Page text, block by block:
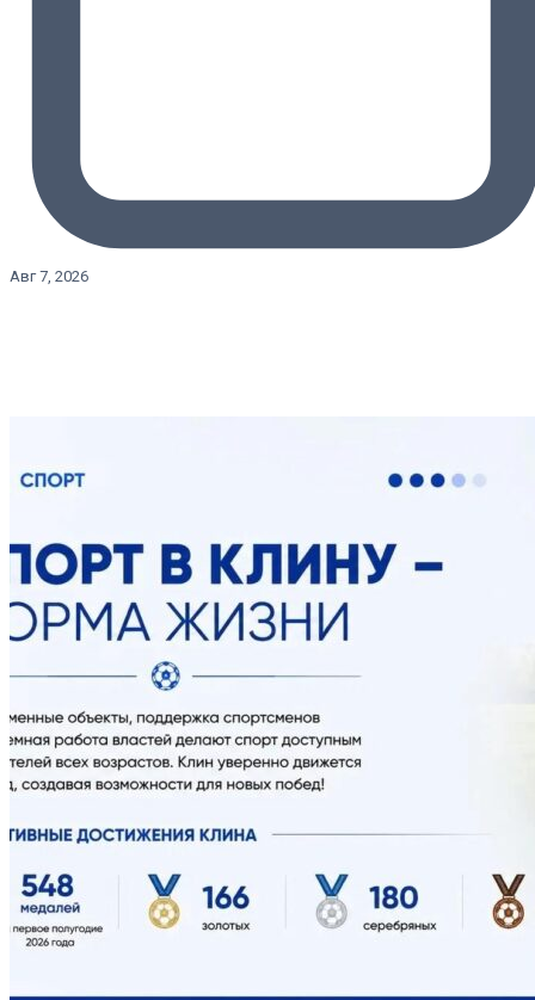
Авг 7, 2026